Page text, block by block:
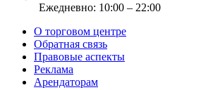
Ежедневно: 10:00 – 22:00
О торговом центре
Обратная связь
Правовые аспекты
Реклама
Арендаторам